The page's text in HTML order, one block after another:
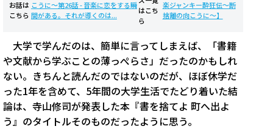
お話は
こちら
こうに〜第26話 - 音楽に恋をする瞬
間がある。それが導くのは...
はこち
ら
楽ジャンキー酔狂伝〜断
捨離の向こうに〜】
大学で学んだのは、簡単に言ってしまえば、「書籍
や文献から学ぶことの薄っぺらさ」だったのかもしれ
ない。きちんと読んだのではないのだが、ほぼ休学だ
った1年を含めて、5年間の大学生活でたどり着いた結
論は、寺山修司が発表した本『書を捨てよ 町へ出よ
う』のタイトルそのものだったように思う。